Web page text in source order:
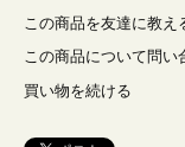
この商品を友達に教え
この商品について問い
買い物を続ける